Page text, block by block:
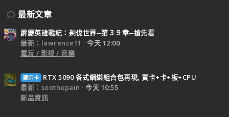
最新文章
霹靂英雄戰紀：刜伐世界─第３９章─搶先看
最新：lawrence11
今天 12:00
電玩 / 影視 / 音樂
顯示卡
RTX 5090 各式綑綁組合包再現, 買卡+卡+板+CPU
最新：soothepain
今天 10:55
新品資訊